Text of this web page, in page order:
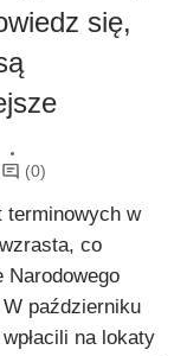
się,
(0)
terminowych w
co
Narodowego
październiku
na lokaty